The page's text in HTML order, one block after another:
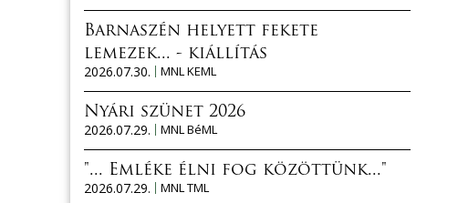
Barnaszén helyett fekete
lemezek... - kiállítás
2026.07.30.
MNL KEML
Nyári szünet 2026
2026.07.29.
MNL BéML
"... Emléke élni fog közöttünk..."
2026.07.29.
MNL TML